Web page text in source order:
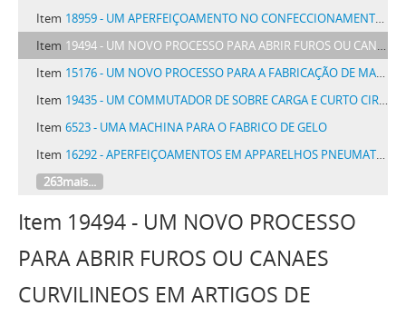
Item 18959 - UM APERFEIÇOAMENTO NO CONFECCIONAMENTO DE TECIDOS, FITAS, RENDAS, BORDADOS, PAPEL, COUROS E ANALOGOS MANUFACTURADOS EM PEÇAS,ROLOS E SEMELHANTES
Item 19494 - UM NOVO PROCESSO PARA ABRIR FUROS OU CANAES CURVILINEOS EM ARTIGOS DE PORCELANA OU DE SUBSTANCIA SEMELHANTE E UM APPARELHO PARA ESSE FIM
Item 15176 - UM NOVO PROCESSO PARA A FABRICAÇÃO DE MATERIAS CORANTES ROSAS E ESCARLATES ALTAMENTE CONCENTRADAS PARA TINGIR ALGODÃO
Item 19435 - UM COMMUTADOR DE SOBRE CARGA E CURTO CIRCUITO EM FORMA DE ROLHA, EMPREGADO COMO FUSIVEL ELECTRICO PERMANENTE
Item 6523 - UMA MACHINA PARA O FABRICO DE GELO
Item 16292 - APERFEIÇOAMENTOS EM APPARELHOS PNEUMATICOS PARA MOLDAGEM DE INCRUSTAÇÕES DENTARIAS OU DE OUTRAS PEQUENAS PEÇAS METÁLICAS
263mais...
Item 19494 - UM NOVO PROCESSO
PARA ABRIR FUROS OU CANAES
CURVILINEOS EM ARTIGOS DE